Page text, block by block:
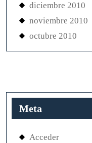
diciembre 2010
noviembre 2010
octubre 2010
Meta
Acceder